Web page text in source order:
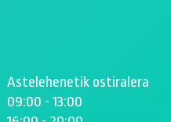
Astelehenetik ostiralera
09:00 - 13:00